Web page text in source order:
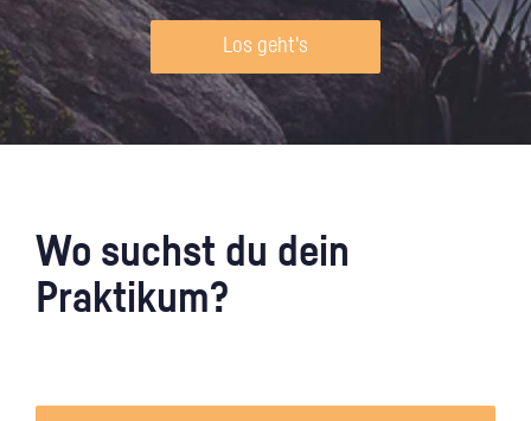
Los geht's
Wo suchst du dein
Praktikum?